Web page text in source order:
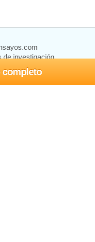
completo
de investigación